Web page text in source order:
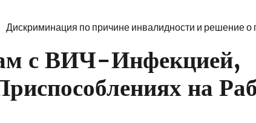
Дискриминация по причине инвалидности и решение о
с ВИЧ-Инфекцией,
на